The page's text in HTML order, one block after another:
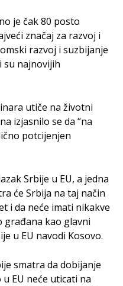
je čak 80 posto
značaj za razvoj i
razvoj i suzbijanje
su najnovijih
utiče na životni
izjasnilo se da “na
potcijenjen
Srbije u EU, a jedna
će Srbija na taj način
i da neće imati nikakve
građana kao glavni
u EU navodi Kosovo.
smatra da dobijanje
EU neće uticati na